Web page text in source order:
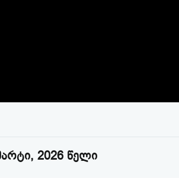
2026 წელი